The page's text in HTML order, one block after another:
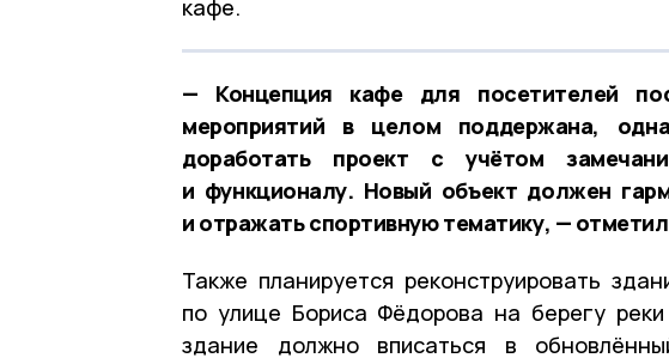
кафе.
— Концепция кафе для посетителей
мероприятий в целом поддержана,
доработать проект с учётом
и функционалу. Новый объект должен
и отражать спортивную тематику, —
Также планируется реконструировать
по улице Бориса Фёдорова на берегу
здание должно вписаться в